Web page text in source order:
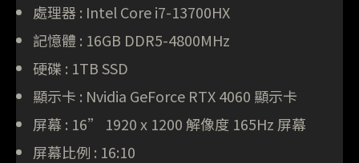
處理器 : Intel Core i7-13700HX
記憶體 : 16GB DDR5-4800MHz
硬碟 : 1TB SSD
顯示卡 : Nvidia GeForce RTX 4060 顯示卡
屏幕 : 16” 1920 x 1200 解像度 165Hz 屏幕
屏幕比例 : 16:10